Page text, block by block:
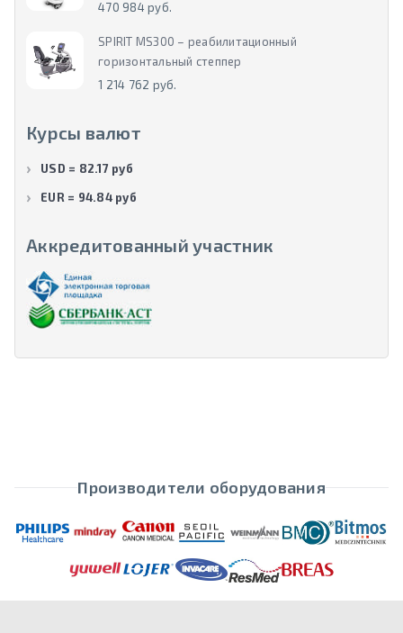
470 984 руб.
SPIRIT MS300 – реабилитационный
горизонтальный степпер
1 214 762 руб.
Курсы валют
USD = 82.17 руб
EUR = 94.84 руб
Аккредитованный участник
Производители оборудования